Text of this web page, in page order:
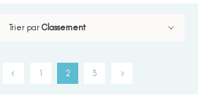
Trier parClassement
1 2 3